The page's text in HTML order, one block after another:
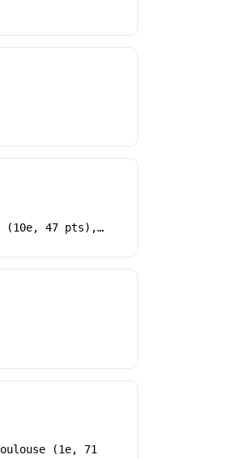
(10e, 47 pts),…
(1e, 71